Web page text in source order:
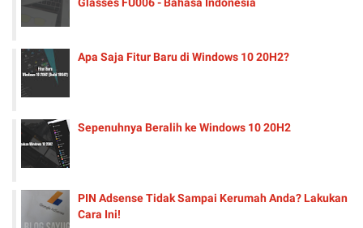
Apa Saja Fitur Baru di Windows 10 20H2?
Sepenuhnya Beralih ke Windows 10 20H2
PIN Adsense Tidak Sampai Kerumah Anda? Lakukan
Cara Ini!